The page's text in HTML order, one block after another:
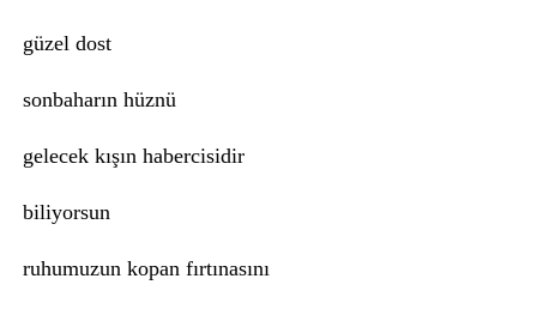
güzel dost
sonbaharın hüznü
gelecek kışın habercisidir
biliyorsun
ruhumuzun kopan fırtınasını